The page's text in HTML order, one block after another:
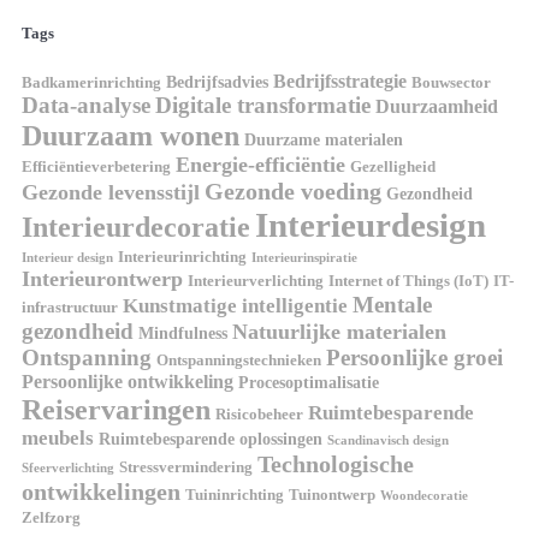
Tags
Badkamerinrichting Bedrijfsadvies Bedrijfsstrategie Bouwsector
Data-analyseDigitale transformatie Duurzaamheid
Duurzaam wonen Duurzame materialen
Efficiëntieverbetering Energie-efficiëntie Gezelligheid
Gezonde levensstijl Gezonde voeding Gezondheid
Interieurdecoratie Interieurdesign
Interieur design Interieurinrichting Interieurinspiratie
Interieurontwerp Interieurverlichting Internet of Things (IoT) IT-
infrastructuur Kunstmatige intelligentie Mentale
gezondheid Mindfulness Natuurlijke materialen
Ontspanning Ontspanningstechnieken Persoonlijke groei
Persoonlijke ontwikkeling Procesoptimalisatie
Reiservaringen Risicobeheer Ruimtebesparende
meubels Ruimtebesparende oplossingen Scandinavisch design
Sfeerverlichting Stressvermindering Technologische
ontwikkelingen Tuininrichting Tuinontwerp Woondecoratie
Zelfzorg